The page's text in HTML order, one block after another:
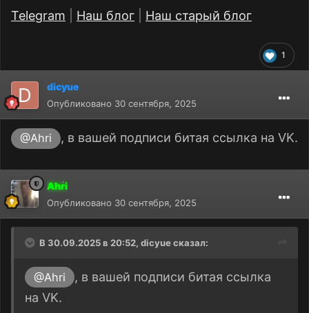
1
Telegram Наш блог Наш старый блог
dicyue
Опубликовано 30 сентября, 2025
@Ahri , в вашей подписи битая ссылка на VK.
Ahri
Опубликовано 30 сентября, 2025
В 30.09.2025 в 20:52, dicyueсказал:
@Ahri
, в вашей подписи битая ссылка
на VK.